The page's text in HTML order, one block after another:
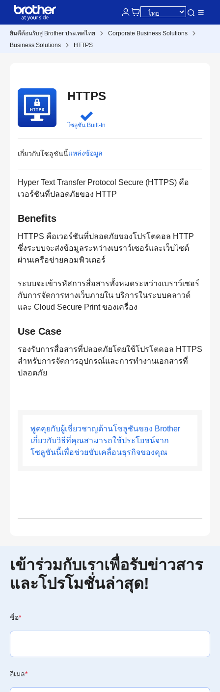
ยินดีต้อนรับสู่ Brother ประเทศไทย
Corporate Business Solutions
Business Solutions
HTTPS
HTTPS
โซลูชัน Built-In
เกี่ยวกับโซลูชันนี้แหล่งข้อมูล
Hyper Text Transfer Protocol Secure (HTTPS) คือ
เวอร์ชันที่ปลอดภัยของ HTTP
Benefits
HTTPS คือเวอร์ชันที่ปลอดภัยของโปรโตคอล HTTP
ซึ่งระบบจะส่งข้อมูลระหว่างเบราว์เซอร์และเว็บไซต์
ผ่านเครือข่ายคอมพิวเตอร์
ระบบจะเข้ารหัสการสื่อสารทั้งหมดระหว่างเบราว์เซอร์
กับการจัดการทางเว็บภายใน บริการในระบบคลาวด์
และ Cloud Secure Print ของเครื่อง
Use Case
รองรับการสื่อสารที่ปลอดภัยโดยใช้โปรโตคอล HTTPS
สำหรับการจัดการอุปกรณ์และการทำงานเอกสารที่
ปลอดภัย
พูดคุยกับผู้เชี่ยวชาญด้านโซลูชันของ Brother
เกี่ยวกับวิธีที่คุณสามารถใช้ประโยชน์จาก
โซลูชันนี้เพื่อช่วยขับเคลื่อนธุรกิจของคุณ
เข้าร่วมกับเราเพื่อรับข่าวสาร
และโปรโมชั่นล่าสุด!
ชื่อ*
อีเมล*